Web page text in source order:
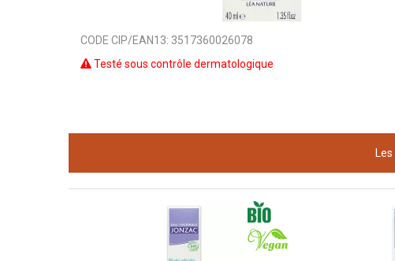
CODE CIP/EAN13: 3517360026078
Testé sous contrôle dermatologique